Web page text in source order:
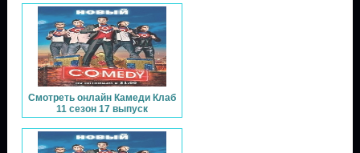
Смотреть онлайн Камеди Клаб
11 сезон 17 выпуск